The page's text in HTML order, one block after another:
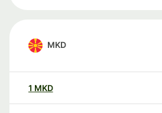
MKD
1 MKD